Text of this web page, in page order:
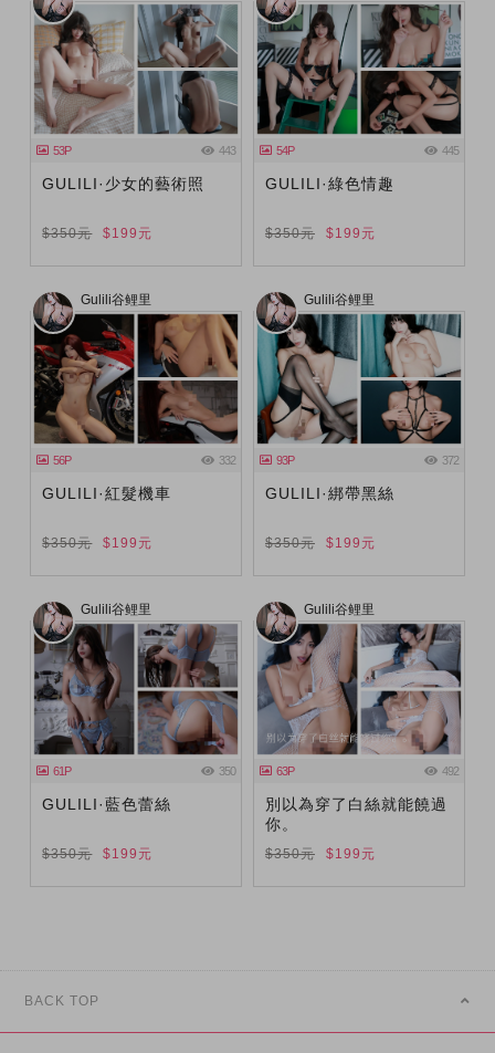
53P 443
GULILI·少女的藝術照
$350元 $199元
54P 445
GULILI·綠色情趣
$350元 $199元
Gulili谷鲤里
56P 332
GULILI·紅髮機車
$350元 $199元
Gulili谷鲤里
93P 372
GULILI·綁帶黑絲
$350元 $199元
Gulili谷鲤里
61P 350
GULILI·藍色蕾絲
$350元 $199元
Gulili谷鲤里
63P 492
別以為穿了白絲就能饒過
你。
$350元 $199元
BACK TOP